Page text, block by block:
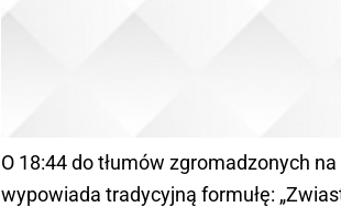
O 18:44 do tłumów zgromadzonych
wypowiada tradycyjną formułę: